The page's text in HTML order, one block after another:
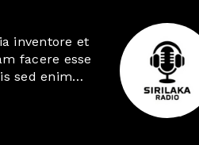
inventore et
facere esse
sed enim
quo
doloribus